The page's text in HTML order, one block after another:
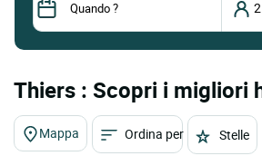
Thiers : Scopri i migliori
Mappa Ordina per Stelle